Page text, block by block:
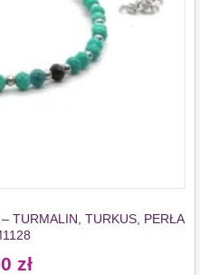
TURMALIN, TURKUS, PERŁA
zł